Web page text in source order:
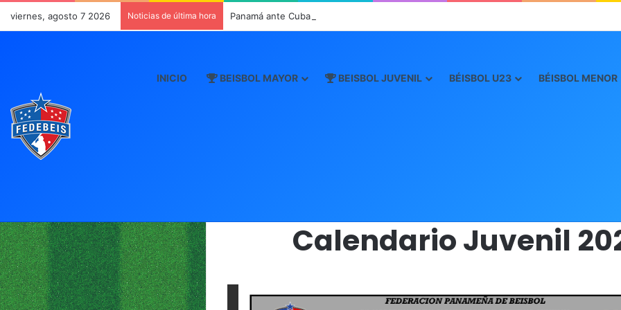
viernes, agosto 7 2026 Noticias de última hora Panamá ante Cuba en el Inicio de la “Súper Ronda”
INICIO BEISBOL MAYOR BEISBOL JUVENIL BÉISBOL U23 BÉISBOL MENOR
Calendario Juvenil